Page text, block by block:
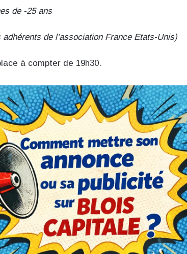
de -25 ans
de l’association France Etats-Unis)
à compter de 19h30.